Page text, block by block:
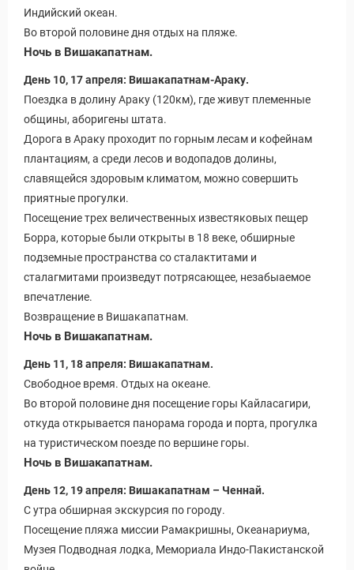
Индийский океан.
Во второй половине дня отдых на пляже.
Ночь в Вишакапатнам.
День 10, 17 апреля: Вишакапатнам-Араку.
Поездка в долину Араку (120км), где живут племенные
общины, аборигены штата.
Дорога в Араку проходит по горным лесам и кофейнам
плантациям, а среди лесов и водопадов долины,
славящейся здоровым климатом, можно совершить
приятные прогулки.
Посещение трех величественных известяковых пещер
Борра, которые были открыты в 18 веке, обширные
подземные пространства со сталактитами и
сталагмитами произведут потрясающее, незабыаемое
впечатление.
Возвращение в Вишакапатнам.
Ночь в Вишакапатнам.
День 11, 18 апреля: Вишакапатнам.
Свободное время. Отдых на океане.
Во второй половине дня посещение горы Кайласагири,
откуда открывается панорама города и порта, прогулка
на туристическом поезде по вершине горы.
Ночь в Вишакапатнам.
День 12, 19 апреля: Вишакапатнам – Ченнай.
С утра обширная экскурсия по городу.
Посещение пляжа миссии Рамакришны, Океанариума,
Музея Подводная лодка, Мемориала Индо-Пакистанской